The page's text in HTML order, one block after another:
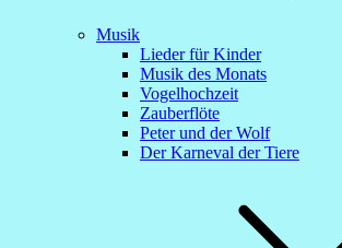
Musik
Lieder für Kinder
Musik des Monats
Vogelhochzeit
Zauberflöte
Peter und der Wolf
Der Karneval der Tiere